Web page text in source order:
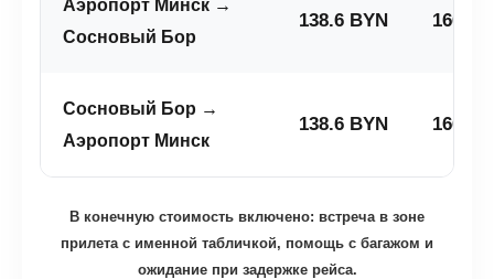
Аэропорт Минск →
Сосновый Бор
138.6 BYN 166.32
Сосновый Бор →
Аэропорт Минск
138.6 BYN 166.32
В конечную стоимость включено: встреча в зоне
прилета с именной табличкой, помощь с багажом и
ожидание при задержке рейса.